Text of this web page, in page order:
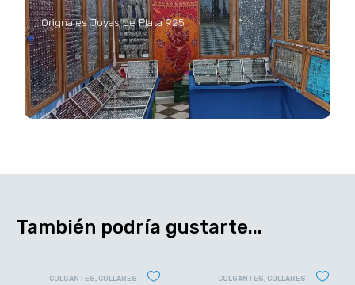
Orignales Joyas de Plata 925
También podría gustarte...
COLGANTES COLLARES COLGANTES COLLARES